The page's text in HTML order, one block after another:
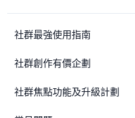
社群最強使用指南
社群創作有價企劃
社群焦點功能及升級計劃